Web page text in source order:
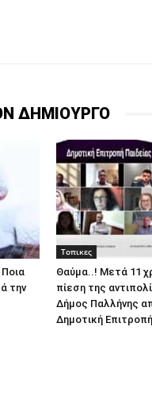
ΔΗΜΙΟΥΡΓΟ
την
Τοπικες
Θαύμα..! Μετά 11
πίεση της
Δήμος Παλλήνης
Δημοτική